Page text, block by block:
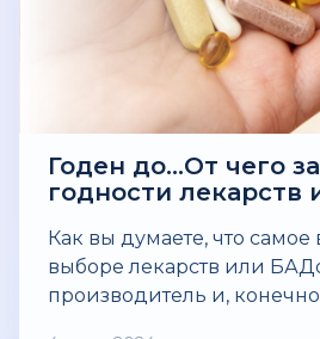
Годен до…От чего
годности лекарств
Как вы думаете, что
выборе лекарств или
производитель и,